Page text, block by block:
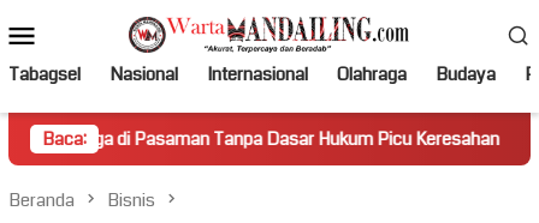
ke
kontenMobile
Tabagsel Nasional Internasional Olahraga Budaya
Baca:Tanpa Dasar Hukum Picu Keresahan Truk
Beranda Bisnis